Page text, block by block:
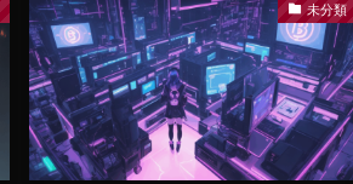
未分類